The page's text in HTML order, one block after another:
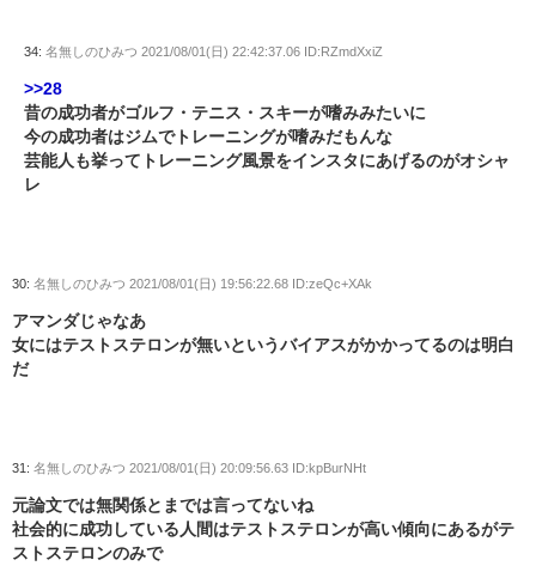
34: 名無しのひみつ 2021/08/01(日) 22:42:37.06 ID:RZmdXxiZ
>>28
昔の成功者がゴルフ・テニス・スキーが嗜みみたいに
今の成功者はジムでトレーニングが嗜みだもんな
芸能人も挙ってトレーニング風景をインスタにあげるのがオシャ
レ
30: 名無しのひみつ 2021/08/01(日) 19:56:22.68 ID:zeQc+XAk
アマンダじゃなあ
女にはテストステロンが無いというバイアスがかかってるのは明白
だ
31: 名無しのひみつ 2021/08/01(日) 20:09:56.63 ID:kpBurNHt
元論文では無関係とまでは言ってないね
社会的に成功している人間はテストステロンが高い傾向にあるがテ
ストステロンのみで